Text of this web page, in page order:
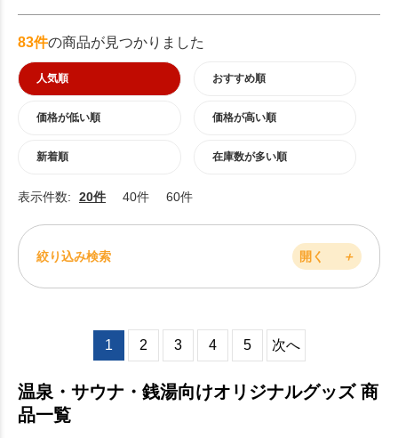
83件の商品が見つかりました
人気順 おすすめ順
価格が低い順 価格が高い順
新着順 在庫数が多い順
表示件数: 20件 40件 60件
絞り込み検索 開く ＋
1 2 3 4 5 次へ
温泉・サウナ・銭湯向けオリジナルグッズ 商
品一覧